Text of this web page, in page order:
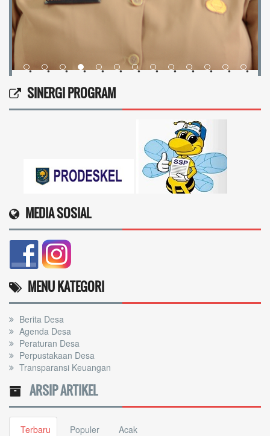
• • • • • • • • • • • • •
SINERGI PROGRAM
MEDIA SOSIAL
MENU KATEGORI
Berita Desa
Agenda Desa
Peraturan Desa
Perpustakaan Desa
Transparansi Keuangan
ARSIP ARTIKEL
Terbaru Populer Acak